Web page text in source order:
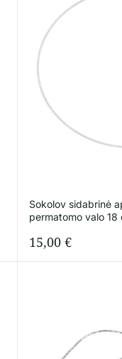
Sokolov sidabrinė
permatomo valo 18
15,00 €